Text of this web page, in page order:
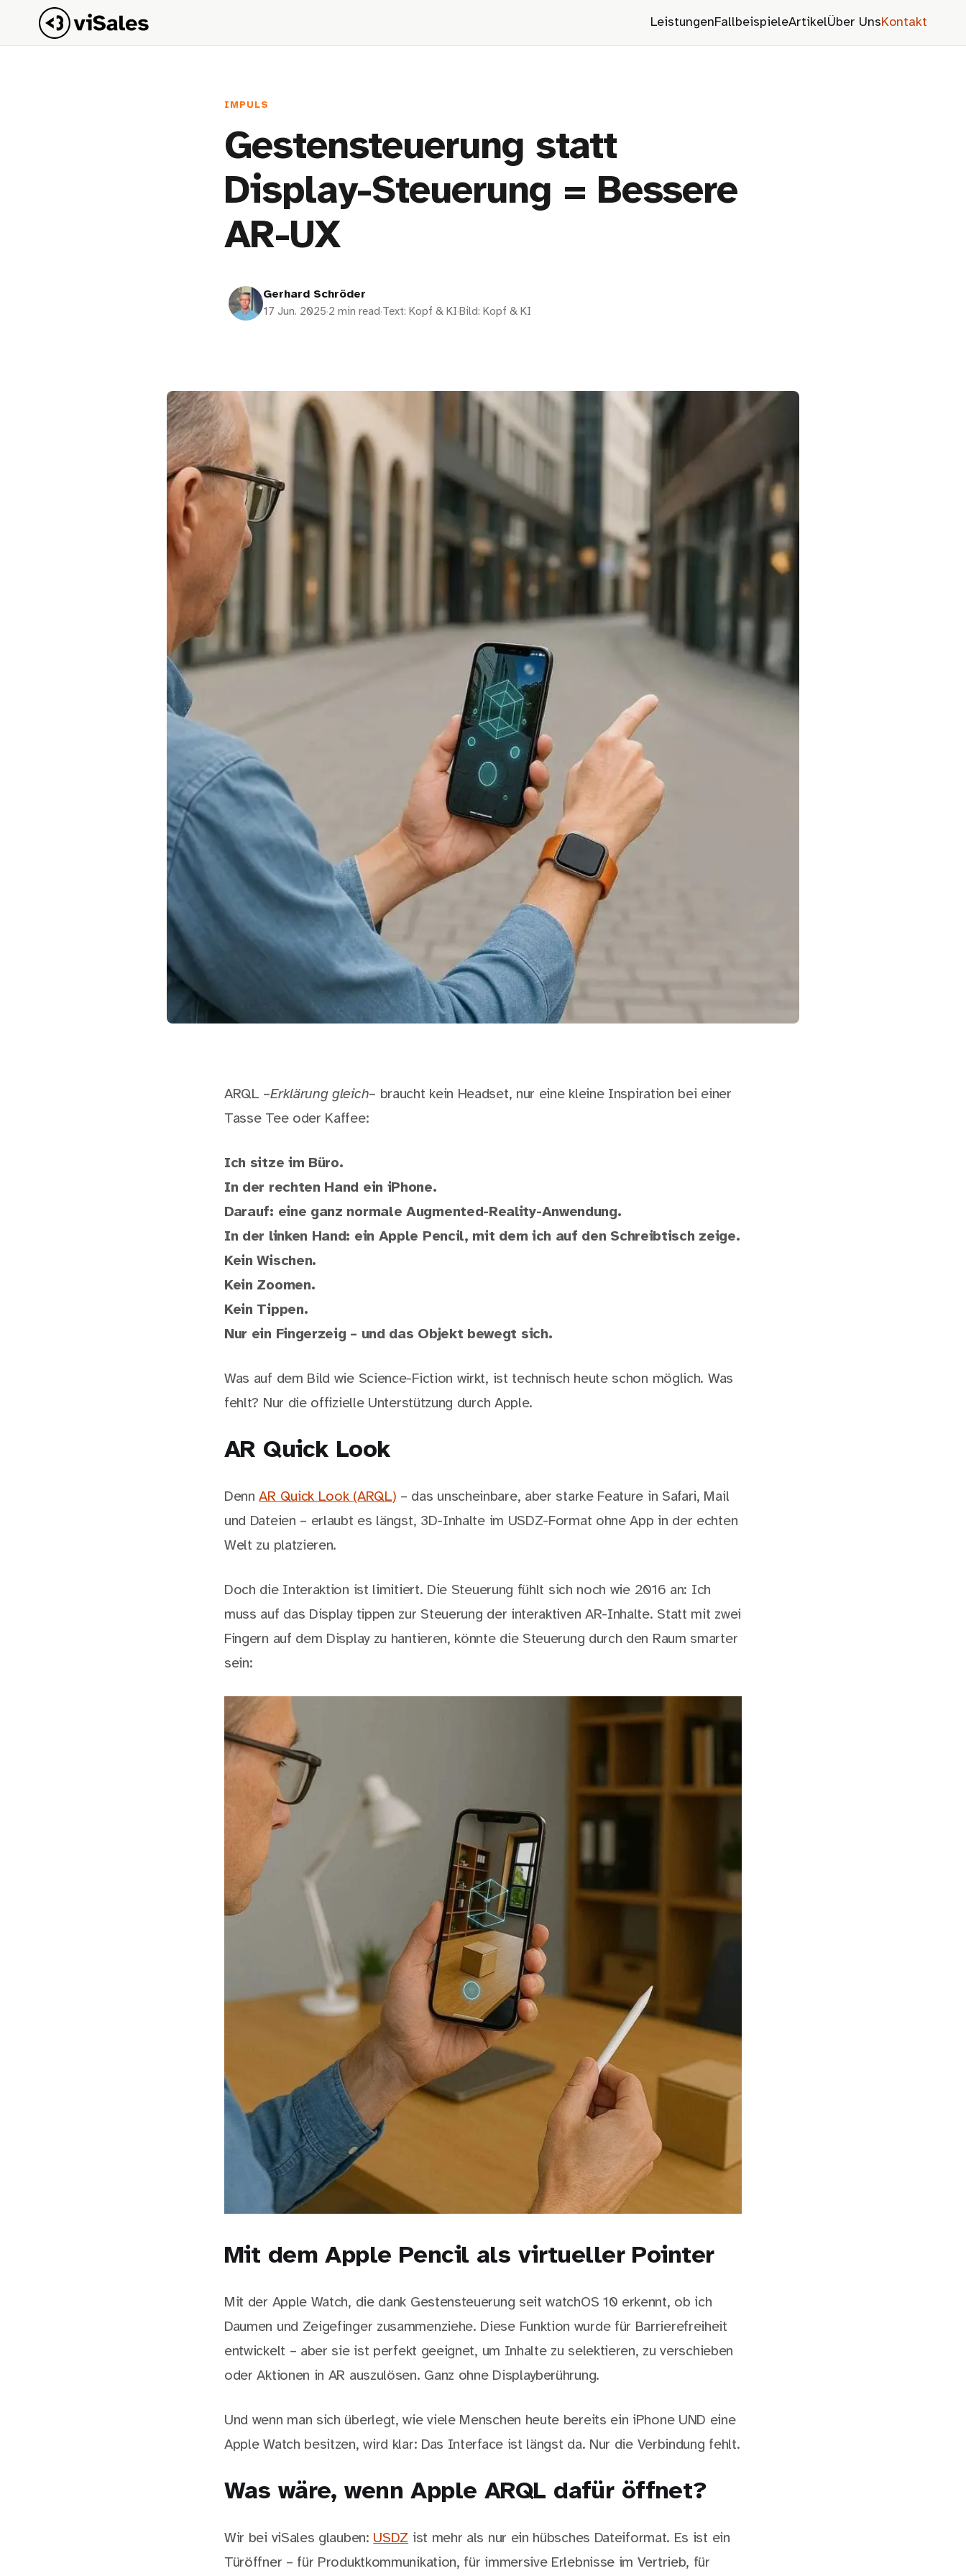
LeistungenFallbeispieleArtikelÜber UnsKontakt
IMPULS
Gestensteuerung statt
Display-Steuerung = Bessere
AR-UX
Gerhard Schröder
17 Jun. 2025·2 min read·Text: Kopf & KI·Bild: Kopf & KI
ARQL –Erklärung gleich– braucht kein Headset, nur eine kleine Inspiration bei einer
Tasse Tee oder Kaffee:
Ich sitze im Büro.
In der rechten Hand ein iPhone.
Darauf: eine ganz normale Augmented-Reality-Anwendung.
In der linken Hand: ein Apple Pencil, mit dem ich auf den Schreibtisch zeige.
Kein Wischen.
Kein Zoomen.
Kein Tippen.
Nur ein Fingerzeig – und das Objekt bewegt sich.
Was auf dem Bild wie Science-Fiction wirkt, ist technisch heute schon möglich. Was
fehlt? Nur die offizielle Unterstützung durch Apple.
AR Quick Look
DennAR Quick Look (ARQL) – das unscheinbare, aber starke Feature in Safari, Mail
und Dateien – erlaubt es längst, 3D-Inhalte im USDZ-Format ohne App in der echten
Welt zu platzieren.
Doch die Interaktion ist limitiert. Die Steuerung fühlt sich noch wie 2016 an: Ich
muss auf das Display tippen zur Steuerung der interaktiven AR-Inhalte. Statt mit zwei
Fingern auf dem Display zu hantieren, könnte die Steuerung durch den Raum smarter
sein:
Mit dem Apple Pencil als virtueller Pointer
Mit der Apple Watch, die dank Gestensteuerung seit watchOS 10 erkennt, ob ich
Daumen und Zeigefinger zusammenziehe. Diese Funktion wurde für Barrierefreiheit
entwickelt – aber sie ist perfekt geeignet, um Inhalte zu selektieren, zu verschieben
oder Aktionen in AR auszulösen. Ganz ohne Displayberührung.
Und wenn man sich überlegt, wie viele Menschen heute bereits ein iPhone UND eine
Apple Watch besitzen, wird klar: Das Interface ist längst da. Nur die Verbindung fehlt.
Was wäre, wenn Apple ARQL dafür öffnet?
Wir bei viSales glauben: USDZ ist mehr als nur ein hübsches Dateiformat. Es ist ein
Türöffner – für Produktkommunikation, für immersive Erlebnisse im Vertrieb, für